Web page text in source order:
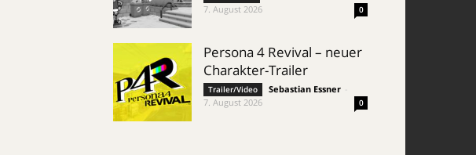
7. August 2026
0
Persona 4 Revival – neuer
Charakter-Trailer
Trailer/Video Sebastian Essner
7. August 2026
0